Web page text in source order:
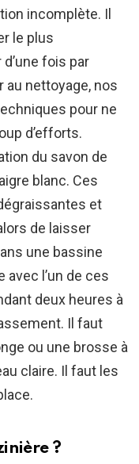
incomplète. Il
le plus
fois par
au nettoyage, nos
pour ne
d’efforts.
du savon de
blanc. Ces
et
de laisser
une bassine
avec l’un de ces
deux heures à
Il faut
ou une brosse à
claire. Il faut les
?